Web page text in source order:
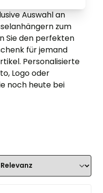
Auswahl an
zum
Sie den perfekten
für jemand
Personalisierte
Logo oder
noch heute bei